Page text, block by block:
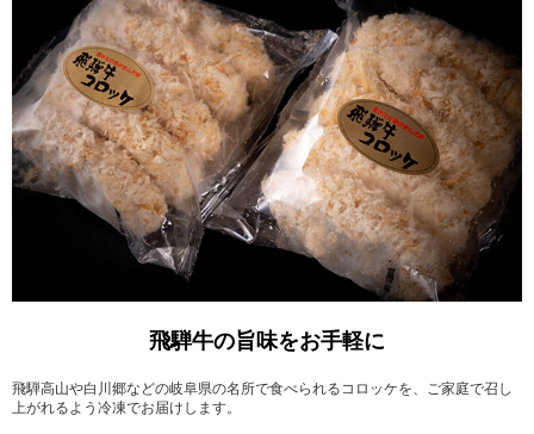
飛騨牛の旨味をお手軽に
飛騨高山や白川郷などの岐阜県の名所で食べられるコロッケを、ご家庭で召し
上がれるよう冷凍でお届けします。